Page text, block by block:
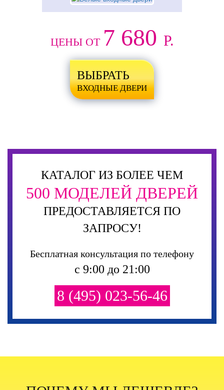
ЦЕНЫ ОТ 7 680 Р.
ВЫБРАТЬ
ВХОДНЫЕ ДВЕРИ
КАТАЛОГ ИЗ БОЛЕЕ ЧЕМ
500 МОДЕЛЕЙ ДВЕРЕЙ
ПРЕДОСТАВЛЯЕТСЯ ПО
ЗАПРОСУ!
Бесплатная консультация по телефону
с 9:00 до 21:00
8 (495) 023-56-46